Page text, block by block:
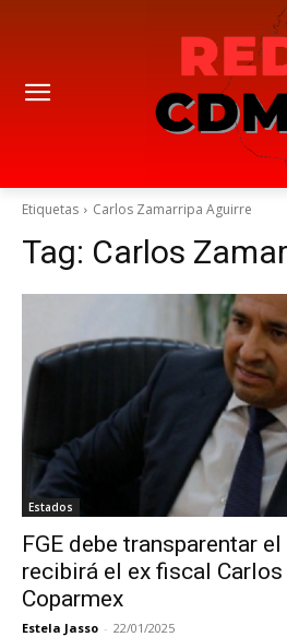
Etiquetas Carlos Zamarripa Aguirre
Tag: Carlos
Estados
FGE debe transparentar
recibirá el ex fiscal Carlos
Coparmex
Estela Jasso - 22/01/2025